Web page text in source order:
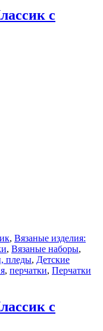
с
, Вязаные изделия:
, Вязаные наборы,
пледы, Детские
, перчатки, Перчатки
с